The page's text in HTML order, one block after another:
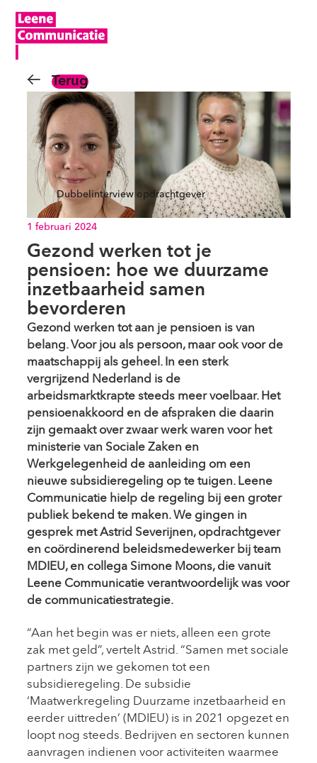
Terug
Dubbelinterview opdrachtgever
1 februari 2024
Gezond werken tot je
pensioen: hoe we duurzame
inzetbaarheid samen
bevorderen
Gezond werken tot aan je pensioen is van
belang. Voor jou als persoon, maar ook voor de
maatschappij als geheel. In een sterk
vergrijzend Nederland is de
arbeidsmarktkrapte steeds meer voelbaar. Het
pensioenakkoord en de afspraken die daarin
zijn gemaakt over zwaar werk waren voor het
ministerie van Sociale Zaken en
Werkgelegenheid de aanleiding om een
nieuwe subsidieregeling op te tuigen. Leene
Communicatie hielp de regeling bij een groter
publiek bekend te maken. We gingen in
gesprek met Astrid Severijnen, opdrachtgever
en coördinerend beleidsmedewerker bij team
MDIEU, en collega Simone Moons, die vanuit
Leene Communicatie verantwoordelijk was voor
de communicatiestrategie.
“Aan het begin was er niets, alleen een grote
zak met geld”, vertelt Astrid. “Samen met sociale
partners zijn we gekomen tot een
subsidieregeling. De subsidie
‘Maatwerkregeling Duurzame inzetbaarheid en
eerder uittreden’ (MDIEU) is in 2021 opgezet en
loopt nog steeds. Bedrijven en sectoren kunnen
aanvragen indienen voor activiteiten waarmee